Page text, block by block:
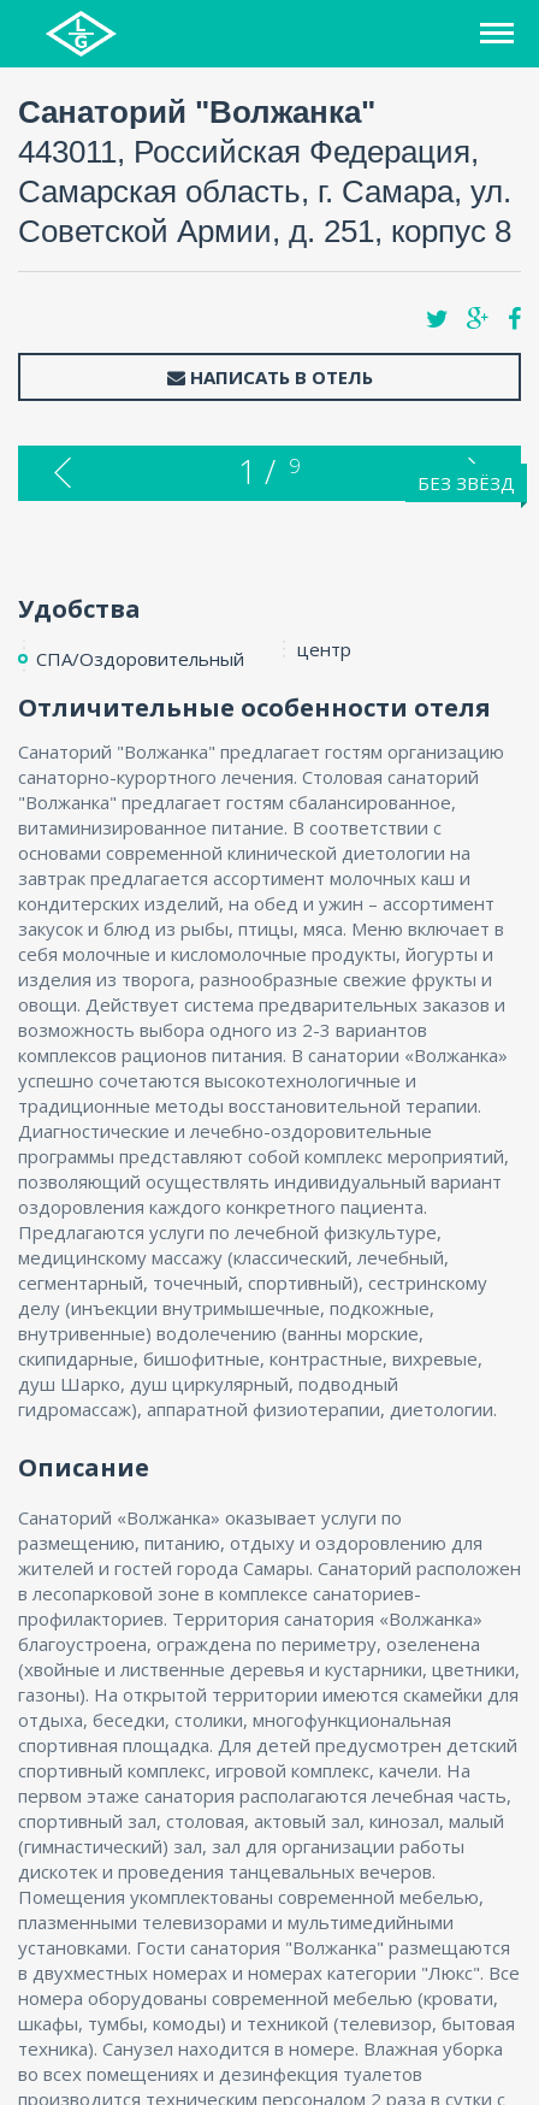
Санаторий "Волжанка"
443011, Российская Федерация,
Самарская область, г. Самара, ул.
Советской Армии, д. 251, корпус 8
НАПИСАТЬ В ОТЕЛЬ
БЕЗ ЗВЁЗД
1 / 9
Удобства
СПА/Оздоровительный центр
Отличительные особенности отеля
Санаторий "Волжанка" предлагает гостям организацию
санаторно-курортного лечения. Столовая санаторий
"Волжанка" предлагает гостям сбалансированное,
витаминизированное питание. В соответствии с
основами современной клинической диетологии на
завтрак предлагается ассортимент молочных каш и
кондитерских изделий, на обед и ужин – ассортимент
закусок и блюд из рыбы, птицы, мяса. Меню включает в
себя молочные и кисломолочные продукты, йогурты и
изделия из творога, разнообразные свежие фрукты и
овощи. Действует система предварительных заказов и
возможность выбора одного из 2-3 вариантов
комплексов рационов питания. В санатории «Волжанка»
успешно сочетаются высокотехнологичные и
традиционные методы восстановительной терапии.
Диагностические и лечебно-оздоровительные
программы представляют собой комплекс мероприятий,
позволяющий осуществлять индивидуальный вариант
оздоровления каждого конкретного пациента.
Предлагаются услуги по лечебной физкультуре,
медицинскому массажу (классический, лечебный,
сегментарный, точечный, спортивный), сестринскому
делу (инъекции внутримышечные, подкожные,
внутривенные) водолечению (ванны морские,
скипидарные, бишофитные, контрастные, вихревые,
душ Шарко, душ циркулярный, подводный
гидромассаж), аппаратной физиотерапии, диетологии.
Описание
Санаторий «Волжанка» оказывает услуги по
размещению, питанию, отдыху и оздоровлению для
жителей и гостей города Самары. Санаторий расположен
в лесопарковой зоне в комплексе санаториев-
профилакториев. Территория санатория «Волжанка»
благоустроена, ограждена по периметру, озеленена
(хвойные и лиственные деревья и кустарники, цветники,
газоны). На открытой территории имеются скамейки для
отдыха, беседки, столики, многофункциональная
спортивная площадка. Для детей предусмотрен детский
спортивный комплекс, игровой комплекс, качели. На
первом этаже санатория располагаются лечебная часть,
спортивный зал, столовая, актовый зал, кинозал, малый
(гимнастический) зал, зал для организации работы
дискотек и проведения танцевальных вечеров.
Помещения укомплектованы современной мебелью,
плазменными телевизорами и мультимедийными
установками. Гости санатория "Волжанка" размещаются
в двухместных номерах и номерах категории "Люкс". Все
номера оборудованы современной мебелью (кровати,
шкафы, тумбы, комоды) и техникой (телевизор, бытовая
техника). Санузел находится в номере. Влажная уборка
во всех помещениях и дезинфекция туалетов
производится техническим персоналом 2 раза в сутки с